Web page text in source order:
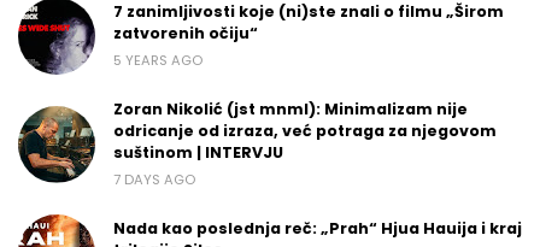
7 zanimljivosti koje (ni)ste znali o filmu „Širom
zatvorenih očiju“
5 YEARS AGO
Zoran Nikolić (jst mnml): Minimalizam nije
odricanje od izraza, već potraga za njegovom
suštinom | INTERVJU
7 DAYS AGO
Nada kao poslednja reč: „Prah“ Hjua Hauija i kraj